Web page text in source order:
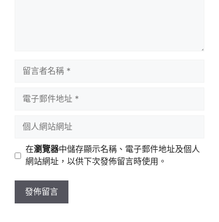
址
站
址
在瀏覽器中儲存顯示名稱、電子郵件地址及個人
網站網址，以供下次發佈留言時使用。